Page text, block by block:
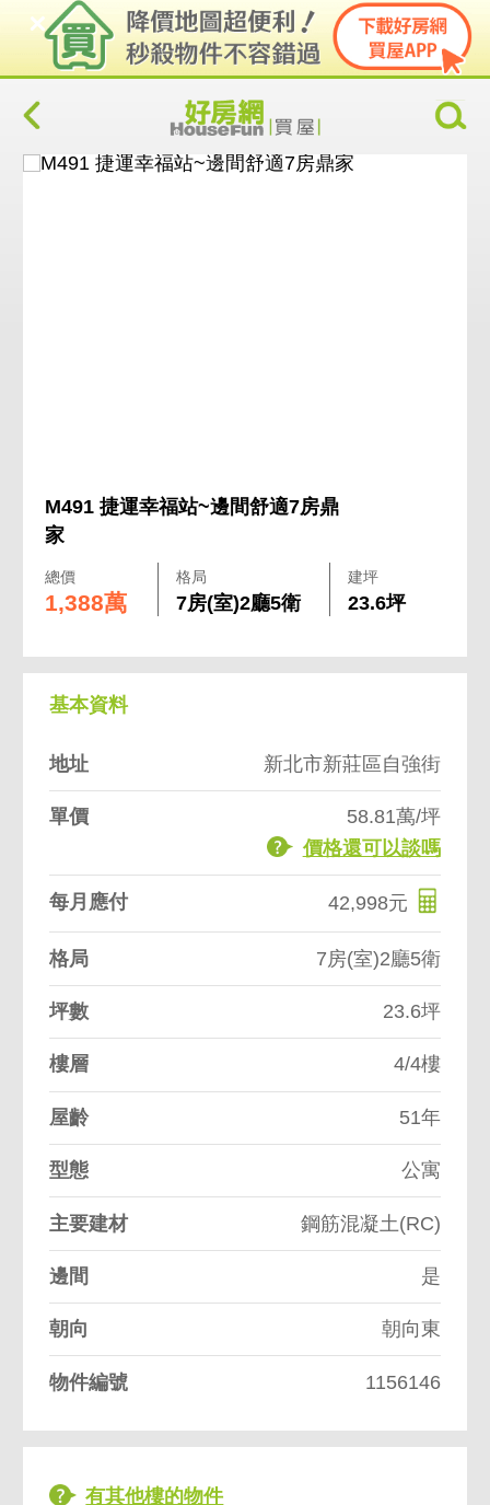
M491 捷運幸福站~邊間舒適7房鼎
家
總價
1,388萬
格局
7房(室)2廳5衛
建坪
23.6坪
基本資料
地址 新北市新莊區自強街
單價
58.81萬/坪
價格還可以談嗎
每月應付 42,998元
格局 7房(室)2廳5衛
坪數 23.6坪
樓層 4/4樓
屋齡 51年
型態 公寓
主要建材 鋼筋混凝土(RC)
邊間 是
朝向 朝向東
物件編號 1156146
有其他樓的物件